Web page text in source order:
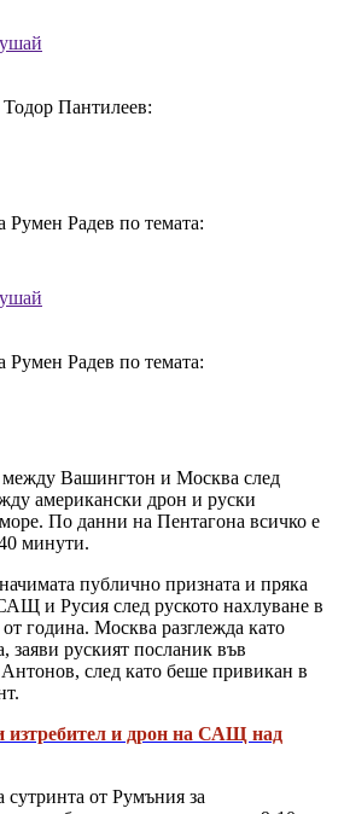
Пантилеев:
Румен Радев по темата:
Румен Радев по темата:
между Вашингтон и Москва след
американски дрон и руски
По данни на Пентагона всичко е
минути.
публично призната и пряка
и Русия след руското нахлуване в
година. Москва разглежда като
заяви руският посланик във
след като беше привикан в
изтребител и дрон на САЩ над
сутринта от Румъния за